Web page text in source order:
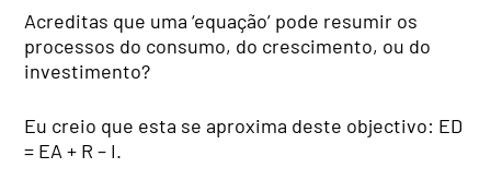
Acreditas que uma ‘equação’ pode resumir os
processos do consumo, do crescimento, ou do
investimento?
Eu creio que esta se aproxi­ma deste objectivo: ED
= EA + R – I.